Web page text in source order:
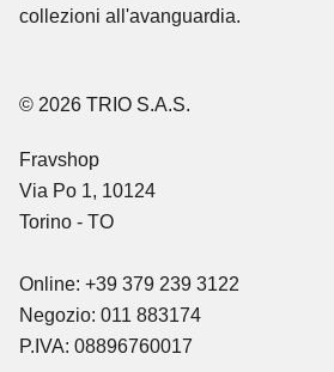
collezioni all'avanguardia.
© 2026 TRIO S.A.S.
Fravshop
Via Po 1, 10124
Torino - TO
Online: +39 379 239 3122
Negozio: 011 883174
P.IVA: 08896760017